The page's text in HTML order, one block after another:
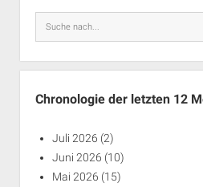
Chronologie der letzten 12
Juli 2026 (2)
Juni 2026 (10)
Mai 2026 (15)